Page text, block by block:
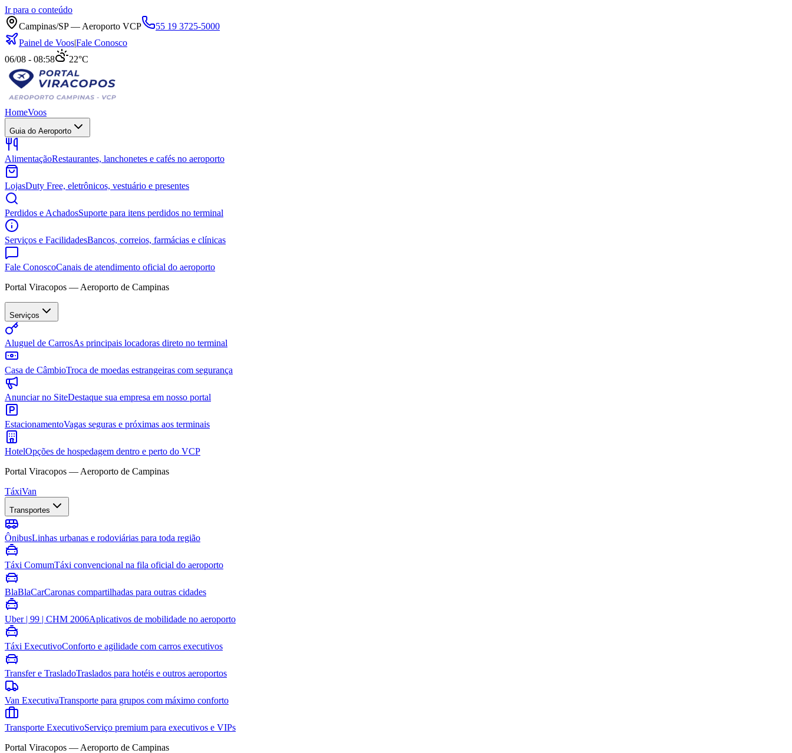
Ir para o conteúdo
Campinas/SP — Aeroporto VCP
55 19 3725-5000
Painel de Voos|Fale Conosco
06/08 - 08:58
22°C
HomeVoos
Guia do Aeroporto
AlimentaçãoRestaurantes, lanchonetes e cafés no aeroporto
LojasDuty Free, eletrônicos, vestuário e presentes
Perdidos e AchadosSuporte para itens perdidos no terminal
Serviços e FacilidadesBancos, correios, farmácias e clínicas
Fale ConoscoCanais de atendimento oficial do aeroporto
Portal Viracopos — Aeroporto de Campinas
Serviços
Aluguel de CarrosAs principais locadoras direto no terminal
Casa de CâmbioTroca de moedas estrangeiras com segurança
Anunciar no SiteDestaque sua empresa em nosso portal
EstacionamentoVagas seguras e próximas aos terminais
HotelOpções de hospedagem dentro e perto do VCP
Portal Viracopos — Aeroporto de Campinas
TáxiVan
Transportes
ÔnibusLinhas urbanas e rodoviárias para toda região
Táxi ComumTáxi convencional na fila oficial do aeroporto
BlaBlaCarCaronas compartilhadas para outras cidades
Uber | 99 | CHM 2006Aplicativos de mobilidade no aeroporto
Táxi ExecutivoConforto e agilidade com carros executivos
Transfer e TrasladoTraslados para hotéis e outros aeroportos
Van ExecutivaTransporte para grupos com máximo conforto
Transporte ExecutivoServiço premium para executivos e VIPs
Portal Viracopos — Aeroporto de Campinas